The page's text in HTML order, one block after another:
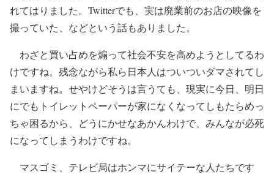
れてはりました。Twitterでも、実は廃業前のお店の映像を
撮っていた、などという話もありました。
わざと買い占めを煽って社会不安を高めようとしてるわ
けですね。残念ながら私ら日本人はついついダマされてし
まいますね。せやけどそうは言うても、現実に今日、明日
にでもトイレットペーパーが家になくなってしもたらめっ
ちゃ困るから、どうにかせなあかんわけで、みんなが必死
になってしまうわけですね。
マスゴミ、テレビ局はホンマにサイテーな人たちです